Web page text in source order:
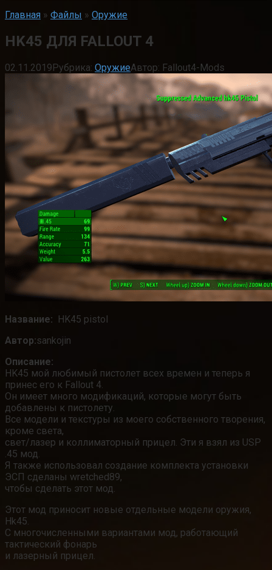
Главная » Файлы » Оружие
HK45 ДЛЯ FALLOUT 4
02.11.2019Рубрика: ОружиеАвтор: Fallout4-Mods
Название: HK45 pistol
Автор:sankojin
Описание:
HK45 мой любимый пистолет всех времен и теперь я
принес его к Fallout 4.
Он имеет много модификаций, которые могут быть
добавлены к пистолету.
Все модели и текстуры из моего собственного творения,
кроме света,
свет/лазер и коллиматорный прицел. Эти я взял из USP
.45 мод.
Я также использовал создание комплекта установки
ЭСП сделаны wretched89,
чтобы сделать этот мод.
Этот мод приносит новые отдельные модели оружия,
Hk45.
С многочисленными вариантами мод, работающий
тактический фонарь
и лазерный прицел.